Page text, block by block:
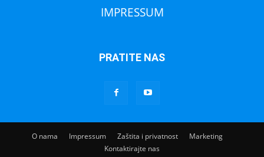
IMPRESSUM
PRATITE NAS
O nama Impressum Zaštita i privatnost
Marketing
Kontaktirajte nas